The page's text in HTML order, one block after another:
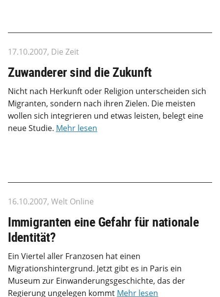
17.10.2007, Die Zeit
Zuwanderer sind die Zukunft
Nicht nach Herkunft oder Religion unterscheiden sich
Migranten, sondern nach ihren Zielen. Die meisten
wollen sich integrieren und etwas leisten, belegt eine
neue Studie. Mehr lesen
16.10.2007, Welt Online
Immigranten eine Gefahr für nationale
Identität?
Ein Viertel aller Franzosen hat einen
Migrationshintergrund. Jetzt gibt es in Paris ein
Museum zur Einwanderungsgeschichte, das der
Regierung ungelegen kommt Mehr lesen